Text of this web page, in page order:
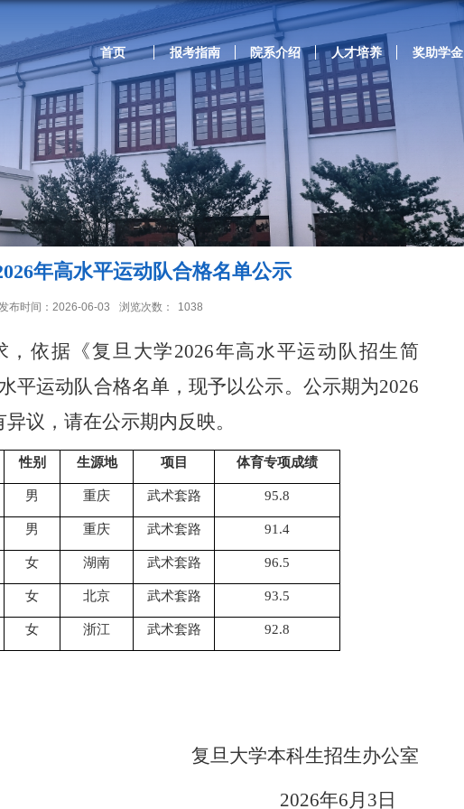
首页 报考指南 院系介绍 人才培养 奖助学金
年高水平运动队合格名单公示
布时间：2026-06-03 浏览次数： 1038
，依据《复旦大学2026年高水平运动队招生简
平运动队合格名单，现予以公示。公示期为2026
异议，请在公示期内反映。
性别 生源地 项目 体育专项成绩
男 重庆 武术套路 95.8
男 重庆 武术套路 91.4
女 湖南 武术套路 96.5
女 北京 武术套路 93.5
女 浙江 武术套路 92.8
复旦大学本科生招生办公室
2026年6月 3 日